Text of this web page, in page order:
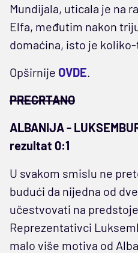
Mundijala, uticala je na
Elfa, međutim nakon
domaćina, isto je
Opširnije OVDE.
PRECRTANO
ALBANIJA -
rezultat 0:1
U svakom smislu ne
budući da nijedna od
učestvovati na
Reprezentativci
malo više motiva od